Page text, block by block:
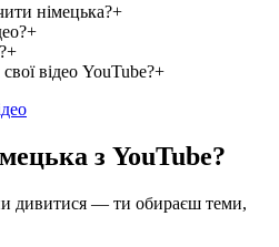
німецька?+
+
+
відео YouTube?+
з YouTube?
дивитися — ти обираєш теми,